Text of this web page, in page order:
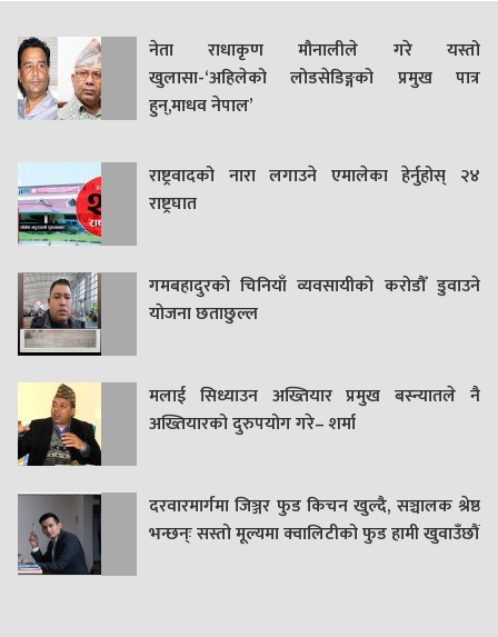
नेता राधाकृण मौनालीले गरे यस्तो
खुलासा-‘अहिलेको लोडसेडिङ्गको प्रमुख पात्र
हुन्,माधव नेपाल’
राष्ट्रवादको नारा लगाउने एमालेका हेर्नुहोस् २४
राष्ट्रघात
गमबहादुरकाे चिनियाँ व्यवसायीको करोडौँ डुवाउने
याेजना छताछुल्ल
मलाई सिध्याउन अख्तियार प्रमुख बस्न्यातले नै
अख्तियारको दुरुपयोग गरे– शर्मा
दरवारमार्गमा जिञ्जर फुड किचन खुल्दै, सञ्चालक श्रेष्ठ
भन्छन्ः सस्तो मूल्यमा क्वालिटीको फुड हामी खुवाउँछौं